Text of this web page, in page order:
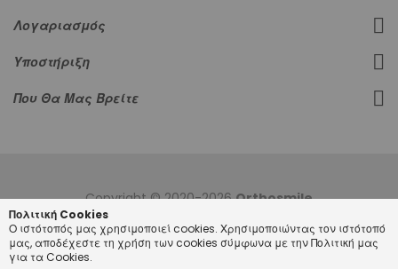
Λογαριασμός
Υποστήριξη
Που Θα Μας Βρείτε
Copyright © 2020-2026Orthosmile
Πολιτική Cookies
Ο ιστότοπός μας χρησιμοποιεί cookies. Χρησιμοποιώντας τον ιστότοπό
μας, αποδέχεστε τη χρήση των cookies σύμφωνα με την Πολιτική μας
για τα Cookies.